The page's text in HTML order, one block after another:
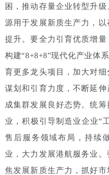
困，推动存量企业转型升
源用于发展新质生产力，
提升。要全力引育优质增
构建“8+8+8”现代化产业体
育更多龙头项目，加大对
谋划和引育力度，不断延
成集群发展良好态势。统
业，积极引导制造业企业“
售后服务领域布局，持续
业，大力发展港航服务业
焦发展新质生产力，抓好